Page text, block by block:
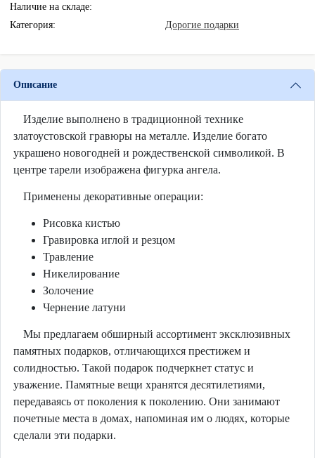
Наличие на складе:
Категория:
Дорогие подарки
Описание
Изделие выполнено в традиционной технике
златоустовской гравюры на металле. Изделие богато
украшено новогодней и рождественской символикой. В
центре тарели изображена фигурка ангела.
Применены декоративные операции:
Рисовка кистью
Гравировка иглой и резцом
Травление
Никелирование
Золочение
Чернение латуни
Мы предлагаем обширный ассортимент эксклюзивных
памятных подарков, отличающихся престижем и
солидностью. Такой подарок подчеркнет статус и
уважение. Памятные вещи хранятся десятилетиями,
передаваясь от поколения к поколению. Они занимают
почетные места в домах, напоминая им о людях, которые
сделали эти подарки.